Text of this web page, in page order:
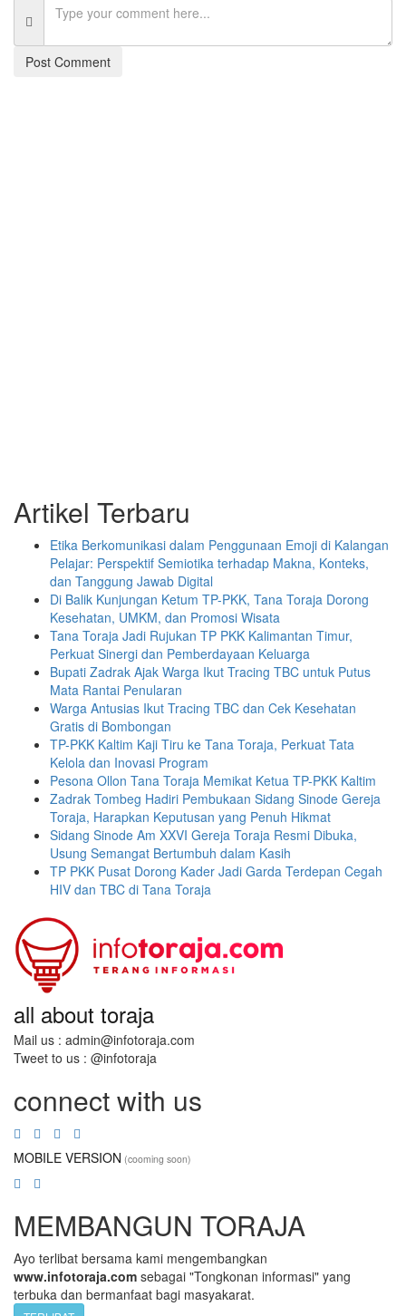
Artikel Terbaru
Etika Berkomunikasi dalam Penggunaan Emoji di Kalangan
Pelajar: Perspektif Semiotika terhadap Makna, Konteks,
dan Tanggung Jawab Digital
Di Balik Kunjungan Ketum TP-PKK, Tana Toraja Dorong
Kesehatan, UMKM, dan Promosi Wisata
Tana Toraja Jadi Rujukan TP PKK Kalimantan Timur,
Perkuat Sinergi dan Pemberdayaan Keluarga
Bupati Zadrak Ajak Warga Ikut Tracing TBC untuk Putus
Mata Rantai Penularan
Warga Antusias Ikut Tracing TBC dan Cek Kesehatan
Gratis di Bombongan
TP-PKK Kaltim Kaji Tiru ke Tana Toraja, Perkuat Tata
Kelola dan Inovasi Program
Pesona Ollon Tana Toraja Memikat Ketua TP-PKK Kaltim
Zadrak Tombeg Hadiri Pembukaan Sidang Sinode Gereja
Toraja, Harapkan Keputusan yang Penuh Hikmat
Sidang Sinode Am XXVI Gereja Toraja Resmi Dibuka,
Usung Semangat Bertumbuh dalam Kasih
TP PKK Pusat Dorong Kader Jadi Garda Terdepan Cegah
HIV dan TBC di Tana Toraja
all about toraja
Mail us : admin@infotoraja.com
Tweet to us : @infotoraja
connect with us
MOBILE VERSION (cooming soon)
MEMBANGUN TORAJA
Ayo terlibat bersama kami mengembangkan
www.infotoraja.com sebagai "Tongkonan informasi" yang
terbuka dan bermanfaat bagi masyakarat.